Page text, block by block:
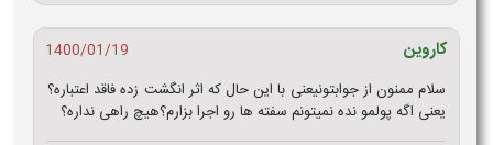
کاروین
1400/01/19
سلام ممنون از جوابتونیعنی با این حال که اثر انگشت زده فاقد اعتباره؟
یعنی اگه پولمو نده نمیتونم سفته ها رو اجرا بزارم؟هیچ راهی نداره؟